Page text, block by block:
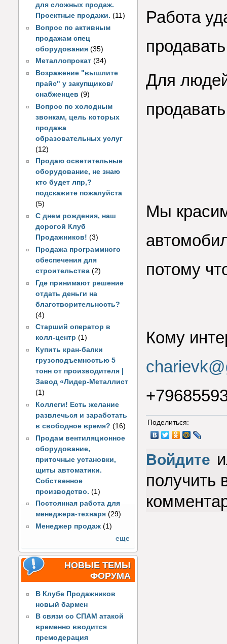
для сложных продаж.
Проектные продажи. (11)
Вопрос по активным
продажам спец
оборудования (35)
Металлопрокат (34)
Возражение "вышлите
прайс" у закупщиков/
снабженцев (9)
Вопрос по холодным
звонкам, цель которых
продажа
образовательных услуг
(12)
Продаю осветительные
оборудование, не знаю
кто будет лпр,?
подскажите пожалуйста
(5)
С днем рождения, наш
дорогой Клуб
Продажников! (3)
Продажа программного
обеспечения для
строительства (2)
Где принимают решение
отдать деньги на
благотворительность?
(4)
Старший оператор в
колл-центр (1)
Купить кран-балки
грузоподъемностью 5
тонн от производителя |
Завод «Лидер-Металлист
(1)
Коллеги! Есть желание
развлечься и заработать
в свободное время? (16)
Продам вентиляционное
оборудование,
приточные установки,
щиты автоматики.
Собственное
производство. (1)
Постоянная работа для
менеджера-технаря (29)
Менеджер продаж (1)
еще
НОВЫЕ ТЕМЫ
ФОРУМА
В Клубе Продажников
новый бармен
В связи со СПАМ атакой
временно вводится
премодерация
Работа
Для
Мы
потому
Кому
Поделиться:
Войдите
получить